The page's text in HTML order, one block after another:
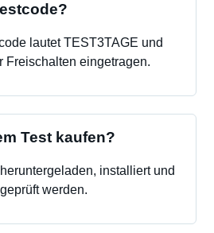
lautet TEST3TAGE und
Freischalten eingetragen.
Test kaufen?
installiert und
werden.